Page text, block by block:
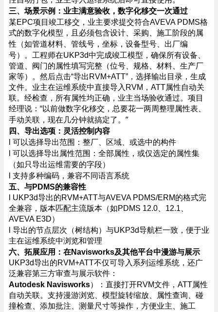
三、场景示例：业主满意验收，数字化移交一次通过
某EPC项目竣工移交，业主要求提交符合AVEVA PDMS格
式的数字化模型，且必须包含设计、采购、施工阶段的属
性（如管道材料、 管线号，坐标， 设备型号、出厂编
号）。工程师在UKP3d中完成竣工模型，确保所有设备、
管道、阀门的属性填写完整（位号、规格、材料、生产厂
家等）。然后点击“导出RVM+ATT”，选择输出目录，生成
文件。业主在运维系统中直接导入RVM，ATT属性自动关
联。经检查，所有属性均正确，业主当场验收通过。项目
经理说：“以前做数字化移交，总要花一两周整理属性表、
手动关联，现在几分钟就搞定了。 ”
四、导出选项：灵活控制内容
可以选择导出范围：整厂、区域、或选中的构件
可以选择导出属性范围：全部属性，或仅选定的属性集
（如只导出运维需要的字段）
支持多种编码 ，兼容不同语言系统
五、与PDMS的兼容性
l UKP3d导出的RVM+ATT与AVEVA PDMS/ERM的格式完
全兼容，版本匹配主流版本（如PDMS 12.0、12.1、
AVEVA E3D）
导出的节点层次（树结构）与UKP3d导航栏一致，便于业
主在运维系统中浏览和管理
六、拓展应用：在Navisworks及其他平台中漫游与展示
UKP3d导出的RVM+ATT不仅可导入系列运维系统，还广
泛兼容第三方审查与展示软件：
Autodesk Navisworks）：直接打开RVM文件，ATT属性
自动关联。支持漫游浏览、模型旋转缩放、属性查询、碰
撞检查、添加批注、测量尺寸等操作，方便业主、施工